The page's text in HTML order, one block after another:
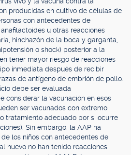
producidas en cultivo de células de
con antecedentes de
u otras reacciones
hinchazón de la boca y garganta,
o shock) posterior a la
tener mayor riesgo de reacciones
inmediata después de recibir
de antígeno de embrión de pollo.
debe ser evaluada
considerar la vacunación en esos
ser vacunados con extremo
tratamiento adecuado por si ocurre
Sin embargo, la AAP ha
los niños con antecedentes de
huevo no han tenido reacciones